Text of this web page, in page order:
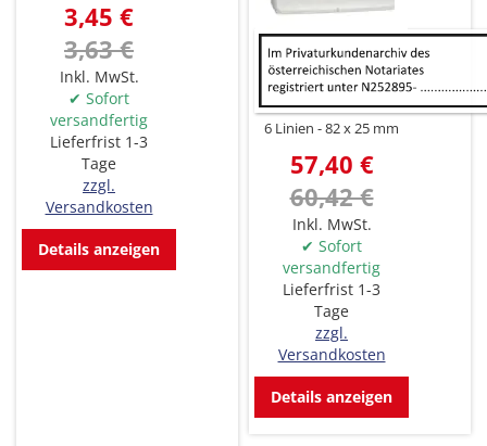
3,45 €
3,63 €
Inkl. MwSt.
✔ Sofort
versandfertig
Lieferfrist 1-3
Tage
zzgl.
Versandkosten
Details anzeigen
6 Linien 82 x 25 mm
57,40 €
60,42 €
Inkl. MwSt.
✔ Sofort
versandfertig
Lieferfrist 1-3
Tage
zzgl.
Versandkosten
Details anzeigen